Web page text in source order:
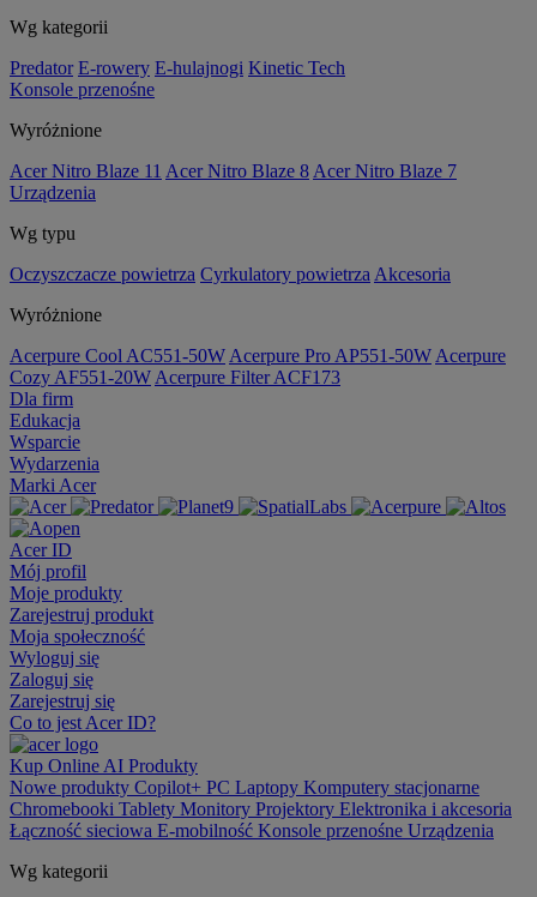
Wg kategorii
Predator E-rowery E-hulajnogi Kinetic Tech
Konsole przenośne
Wyróżnione
Acer Nitro Blaze 11 Acer Nitro Blaze 8 Acer Nitro Blaze 7
Urządzenia
Wg typu
Oczyszczacze powietrza Cyrkulatory powietrza Akcesoria
Wyróżnione
Acerpure Cool AC551-50W Acerpure Pro AP551-50W Acerpure
Cozy AF551-20W Acerpure Filter ACF173
Dla firm
Edukacja
Wsparcie
Wydarzenia
Marki Acer
Acer ID
Mój profil
Moje produkty
Zarejestruj produkt
Moja społeczność
Wyloguj się
Zaloguj się
Zarejestruj się
Co to jest Acer ID?
Kup Online AI Produkty
Nowe produkty Copilot+ PC Laptopy Komputery stacjonarne
Chromebooki Tablety Monitory Projektory Elektronika i akcesoria
Łączność sieciowa E-mobilność Konsole przenośne Urządzenia
Wg kategorii